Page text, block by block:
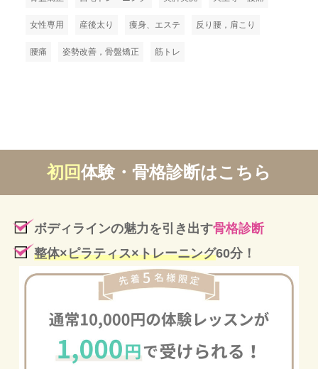
女性専用 産後太り 痩身、エステ 反り腰，肩こり
腰痛 姿勢改善，骨盤矯正 筋トレ
初回体験・骨格診断はこちら
ボディラインの魅力を引き出す骨格診断
整体×ピラティス×トレーニング60分！